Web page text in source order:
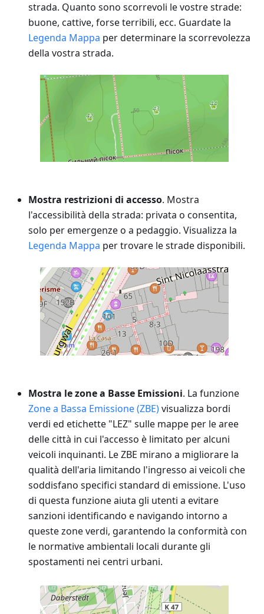
strada. Quanto sono scorrevoli le vostre strade:
buone, cattive, forse terribili, ecc. Guardate la
Legenda Mappa per determinare la scorrevolezza
della vostra strada.
Mostra restrizioni di accesso. Mostra
l'accessibilità della strada: privata o consentita,
solo per emergenze o a pedaggio. Visualizza la
Legenda Mappa per trovare le strade disponibili.
Mostra le zone a Basse Emissioni. La funzione
Zone a Bassa Emissione (ZBE)visualizza bordi
verdi ed etichette "LEZ" sulle mappe per le aree
delle città in cui l'accesso è limitato per alcuni
veicoli inquinanti. Le ZBE mirano a migliorare la
qualità dell'aria limitando l'ingresso ai veicoli che
soddisfano specifici standard di emissione. L'uso
di questa funzione aiuta gli utenti a evitare
sanzioni identificando e navigando intorno a
queste zone verdi, garantendo la conformità con
le normative ambientali locali durante gli
spostamenti nei centri urbani.